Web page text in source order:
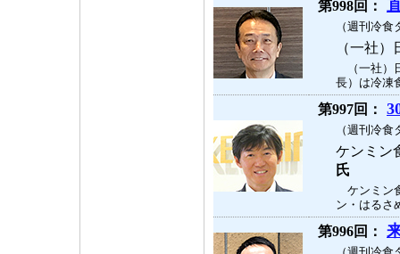
第998回：
（週刊冷
（一社
（一社）
長）は冷凍
第997回：
（週刊冷
ケンミ
氏
ケンミン
ン・はるさ
第996回：